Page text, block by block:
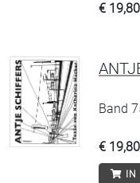
€
Band
€